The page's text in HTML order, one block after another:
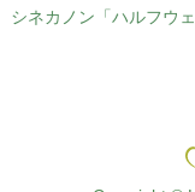
シネカノン「ハルフウ